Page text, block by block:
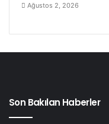
Ağustos 2, 2026
Son Bakılan Haberler